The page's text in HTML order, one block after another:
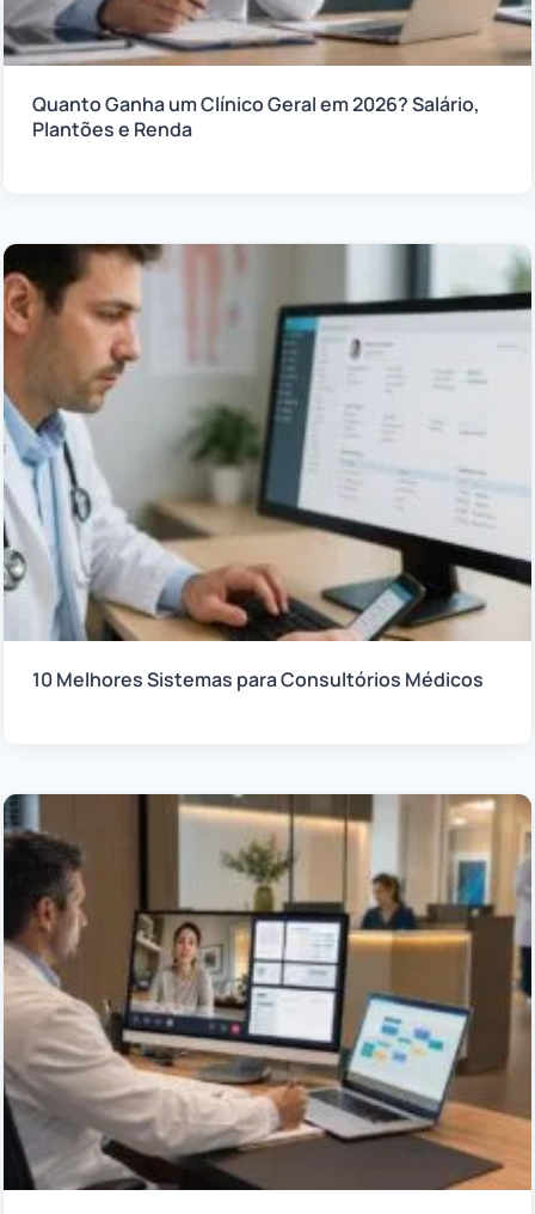
Quanto Ganha um Clínico Geral em 2026? Salário,
Plantões e Renda
10 Melhores Sistemas para Consultórios Médicos